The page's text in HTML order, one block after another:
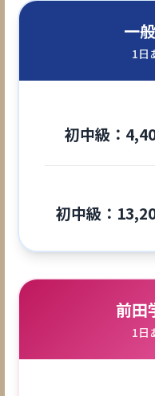
一
1日
初中級：
初中級：
前田
1日